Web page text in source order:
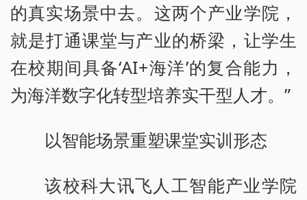
的真实场景中去。这两个产业学院，
就是打通课堂与产业的桥梁，让学生
在校期间具备‘AI+海洋’的复合能力，
为海洋数字化转型培养实干型人才。”
以智能场景重塑课堂实训形态
该校科大讯飞人工智能产业学院